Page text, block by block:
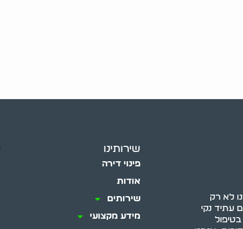
לא רק
עתיד נקי
בטיפול
שירותינו
פינוי דירה
אודות
שירותים
מידע מקצועי